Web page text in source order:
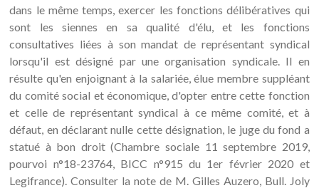
dans le même temps, exercer les fonctions délibératives qui
sont les siennes en sa qualité d'élu, et les fonctions
consultatives liées à son mandat de représentant syndical
lorsqu'il est désigné par une organisation syndicale. Il en
résulte qu'en enjoignant à la salariée, élue membre suppléant
du comité social et économique, d'opter entre cette fonction
et celle de représentant syndical à ce même comité, et à
défaut, en déclarant nulle cette désignation, le juge du fond a
statué à bon droit (Chambre sociale 11 septembre 2019,
pourvoi n°18-23764, BICC n°915 du 1er février 2020 et
Legifrance). Consulter la note de M. Gilles Auzero, Bull. Joly